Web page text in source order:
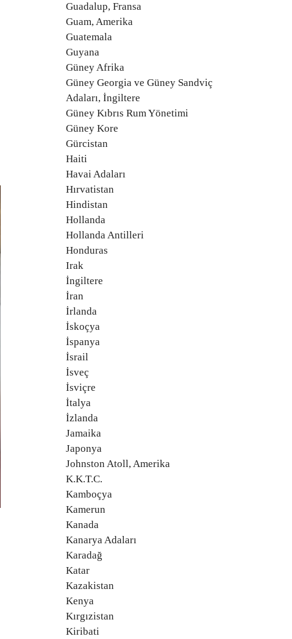
Guadalup, Fransa
Guam, Amerika
Guatemala
Guyana
Güney Afrika
Güney Georgia ve Güney Sandviç
Adaları, İngiltere
Güney Kıbrıs Rum Yönetimi
Güney Kore
Gürcistan
Haiti
Havai Adaları
Hırvatistan
Hindistan
Hollanda
Hollanda Antilleri
Honduras
Irak
İngiltere
İran
İrlanda
İskoçya
İspanya
İsrail
İsveç
İsviçre
İtalya
İzlanda
Jamaika
Japonya
Johnston Atoll, Amerika
K.K.T.C.
Kamboçya
Kamerun
Kanada
Kanarya Adaları
Karadağ
Katar
Kazakistan
Kenya
Kırgızistan
Kiribati